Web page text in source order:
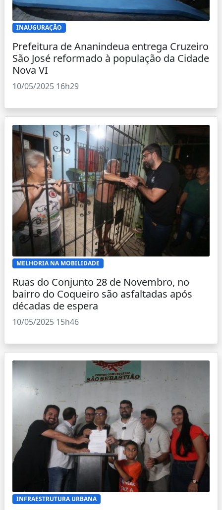
INAUGURAÇÃO
Prefeitura de Ananindeua entrega Cruzeiro
São José reformado à população da Cidade
Nova VI
10/05/2025 16h29
MELHORIA NA MOBILIDADE
Ruas do Conjunto 28 de Novembro, no
bairro do Coqueiro são asfaltadas após
décadas de espera
10/05/2025 15h46
INFRAESTRUTURA URBANA